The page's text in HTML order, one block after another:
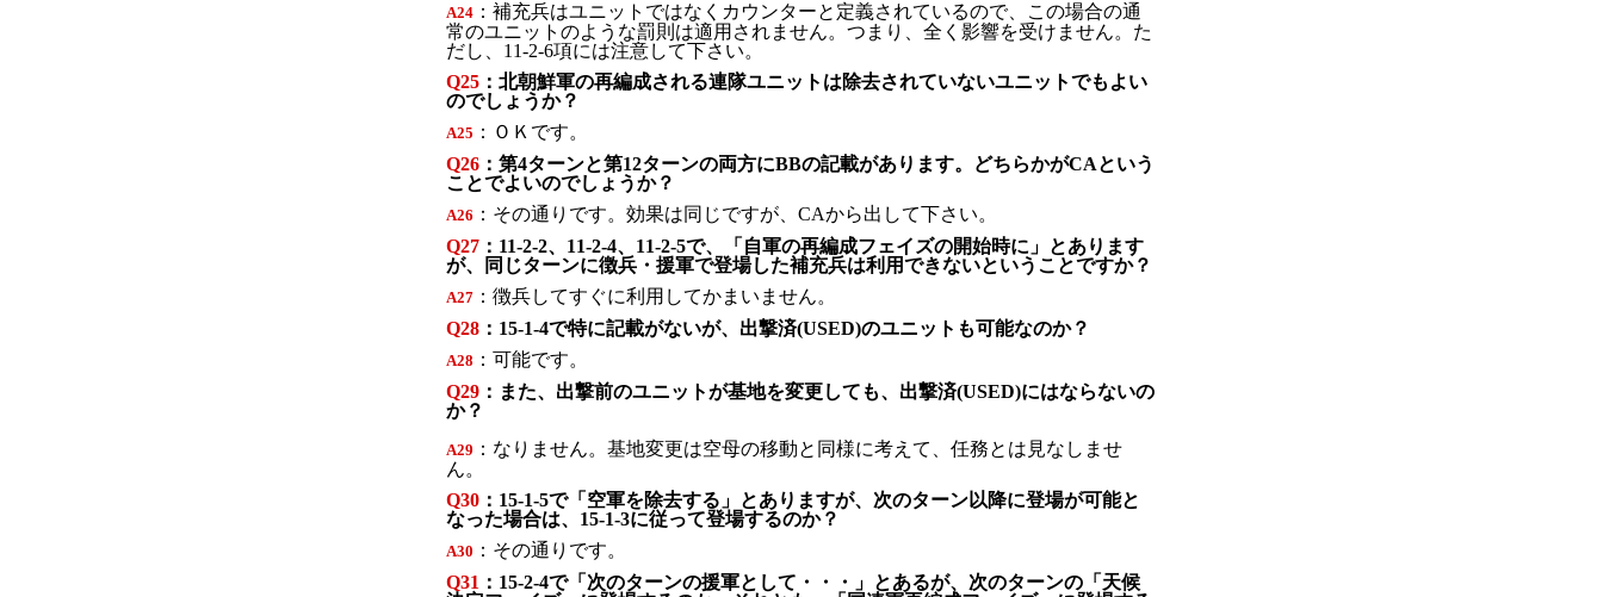
A24 ：補充兵はユニットではなくカウンターと定義されているので、この場合の通
常のユニットのような罰則は適用されません。つまり、全く影響を受けません。た
だし、11-2-6項には注意して下さい。
Q25 ：北朝鮮軍の再編成される連隊ユニットは除去されていないユニットでもよい
のでしょうか？
A25 ：ＯＫです。
Q26 ：第4ターンと第12ターンの両方にBBの記載があります。どちらかがCAという
ことでよいのでしょうか？
A26 ：その通りです。効果は同じですが、CAから出して下さい。
Q27 ：11-2-2、11-2-4、11-2-5で、「自軍の再編成フェイズの開始時に」とあります
が、同じターンに徴兵・援軍で登場した補充兵は利用できないということですか？
A27 ：徴兵してすぐに利用してかまいません。
Q28 ： 15-1-4で特に記載がないが、出撃済(USED)のユニットも可能なのか？
A28 ：可能です。
Q29 ：また、出撃前のユニットが基地を変更しても、出撃済(USED)にはならないの
か？
A29 ：なりません。基地変更は空母の移動と同様に考えて、任務とは見なしませ
ん。
Q30 ：15-1-5で「空軍を除去する」とありますが、次のターン以降に登場が可能と
なった場合は、15-1-3に従って登場するのか？
A30 ：その通りです。
Q31 ：15-2-4で「次のターンの援軍として・・・」とあるが、次のターンの「天候